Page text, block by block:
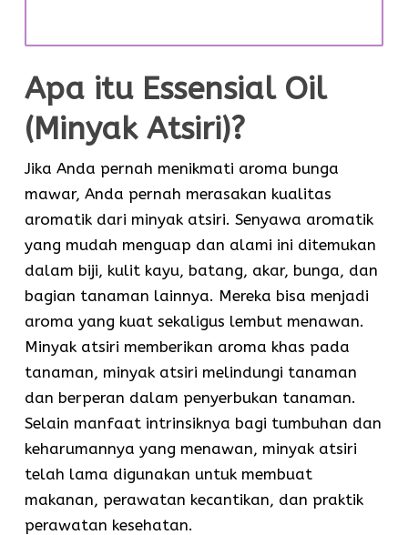
Apa itu Essensial Oil
(Minyak Atsiri)?
Jika Anda pernah menikmati aroma bunga
mawar, Anda pernah merasakan kualitas
aromatik dari minyak atsiri. Senyawa aromatik
yang mudah menguap dan alami ini ditemukan
dalam biji, kulit kayu, batang, akar, bunga, dan
bagian tanaman lainnya. Mereka bisa menjadi
aroma yang kuat sekaligus lembut menawan.
Minyak atsiri memberikan aroma khas pada
tanaman, minyak atsiri melindungi tanaman
dan berperan dalam penyerbukan tanaman.
Selain manfaat intrinsiknya bagi tumbuhan dan
keharumannya yang menawan, minyak atsiri
telah lama digunakan untuk membuat
makanan, perawatan kecantikan, dan praktik
perawatan kesehatan.